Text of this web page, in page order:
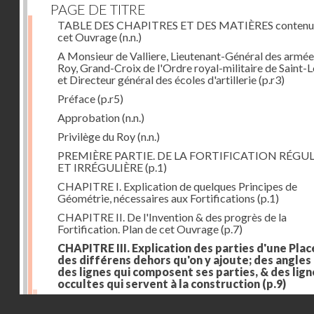
PAGE DE TITRE
TABLE DES CHAPITRES ET DES MATIÈRES
cet Ouvrage(n.n.)
A Monsieur de Valliere, Lieutenant-Général des
Roy, Grand-Croix de l'Ordre royal-militaire de Saint-
et Directeur général des écoles d'artillerie(p.r3)
Préface(p.r5)
Approbation(n.n.)
Privilège du Roy(n.n.)
PREMIÈRE PARTIE. DE LA FORTIFICATION
ET IRRÉGULIÈRE(p.1)
CHAPITRE I. Explication de quelques Principes de
Géométrie, nécessaires aux Fortifications (p.1)
CHAPITRE II. De l'Invention & des progrès de la
Fortification. Plan de cet Ouvrage(p.7)
CHAPITRE III. Explication des parties d'une
des différens dehors qu'on y ajoute; des angles
des lignes qui composent ses parties, & des
occultes qui servent à la construction (p.9)
Des lignes & des angles qui composent les parties